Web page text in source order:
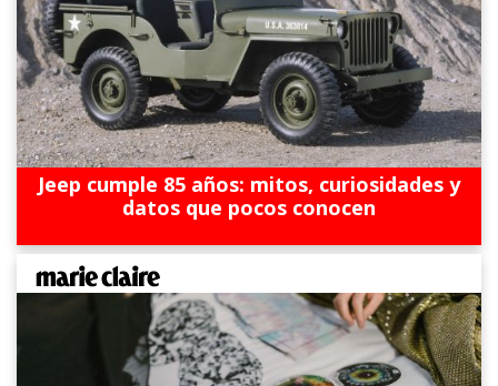
Jeep cumple 85 años: mitos, curiosidades y
datos que pocos conocen